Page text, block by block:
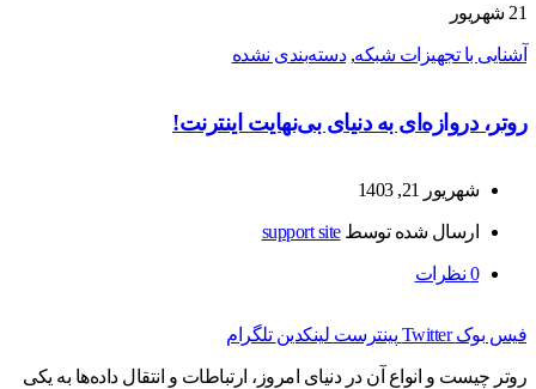
21 شهریور
آشنایی با تجهیزات شبکه,دسته‌بندی نشده
روتر، دروازه‌ای به دنیای بی‌نهایت اینترنت!
شهریور 21, 1403
ارسال شده توسطsupport site
0 نظرات
فیس بوک Twitter پینترست لینکدین تلگرام
روتر چیست و انواع آن در دنیای امروز، ارتباطات و انتقال داده‌ها به یکی